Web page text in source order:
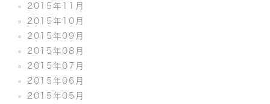
2015年11月
2015年10月
2015年09月
2015年08月
2015年07月
2015年06月
2015年05月